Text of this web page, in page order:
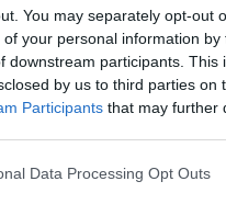
You may separately opt-out
of your personal information
downstream participants.
by us to third parties on
Participants that may further
Data Processing Opt Outs
was toen niet haalbaar”:
op Ajax-keuze
transferprioriteiten van Ajax